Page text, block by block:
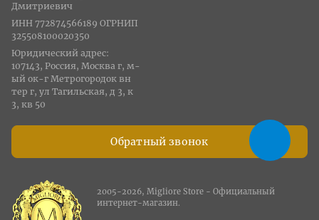
Обратный звонок
Дмитриевич
ИНН 772874566189 ОГРНИП
325508100020350
Юридический адрес:
107143, Россия, Москва г, м-
ый ок-г Метрогородок вн
тер г, ул Тагильская, д 3, к
3, кв 50
2005-2026, Migliore Store - Официальный
интернет-магазин.